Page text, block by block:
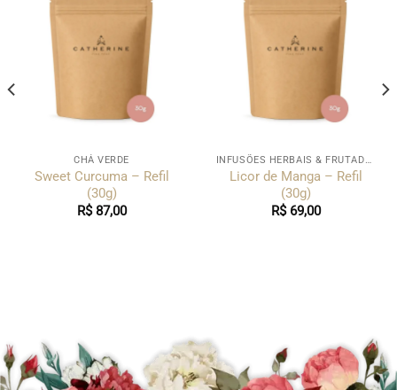
CHÁ VERDE
Sweet Curcuma – Refil
(30g)
R$87,00
INFUSÕES HERBAIS & FRUTADAS
Licor de Manga – Refil
(30g)
R$69,00